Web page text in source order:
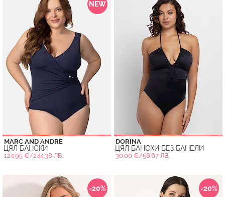
NEW
MARC AND ANDRE
ЦЯЛ БАНСКИ
124.95 €/244.38 ЛВ.
DORINA
ЦЯЛ БАНСКИ БЕЗ БАНЕЛИ
30.00 €/58.67 ЛВ.
-20% -20%